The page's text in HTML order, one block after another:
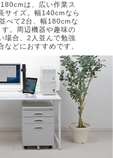
は、広い作業ス
サイズ。幅140cmなら
べて2台、幅180cmな
。周辺機器や趣味の
場合、2人並んで勉強
どにおすすめです。